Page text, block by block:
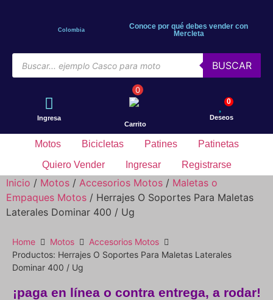
Colombia
Conoce por qué debes vender con
Mercleta
BUSCAR
Ingresa
0
Carrito
Deseos
0
Motos Bicicletas Patines
Patinetas
Quiero Vender
Ingresar Registrarse
Inicio / Motos / Accesorios Motos / Maletas o
Empaques Motos / Herrajes O Soportes Para Maletas
Laterales Dominar 400 / Ug
Home Motos
Accesorios Motos
Productos: Herrajes O Soportes Para Maletas Laterales
Dominar 400 / Ug
¡paga en línea o contra entrega, a rodar!